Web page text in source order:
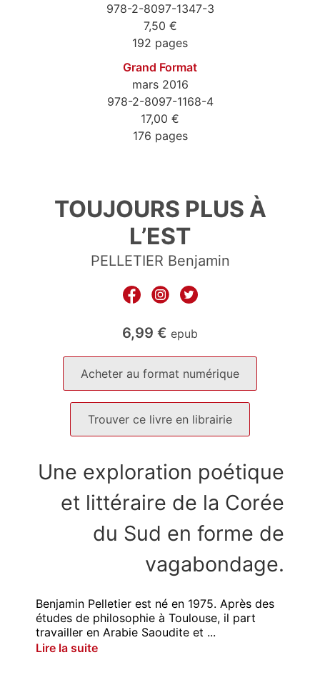
978-2-8097-1347-3
7,50 €
192 pages
Grand Format
mars 2016
978-2-8097-1168-4
17,00 €
176 pages
TOUJOURS PLUS À
L’EST
PELLETIER Benjamin
6,99 € epub
Acheter au format numérique
Trouver ce livre en librairie
Une exploration poétique
et littéraire de la Corée
du Sud en forme de
vagabondage.
Benjamin Pelletier est né en 1975. Après des
études de philosophie à Toulouse, il part
travailler en Arabie Saoudite et ...
Lire la suite